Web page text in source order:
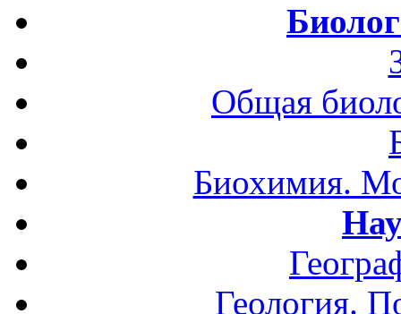
Общая
Биохимия.
Геология.